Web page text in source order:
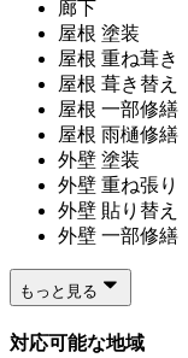
廊下
屋根 塗装
屋根 重ね葺き
屋根 葺き替え
屋根 一部修繕
屋根 雨樋修繕
外壁 塗装
外壁 重ね張り
外壁 貼り替え
外壁 一部修繕
もっと見る
対応可能な地域